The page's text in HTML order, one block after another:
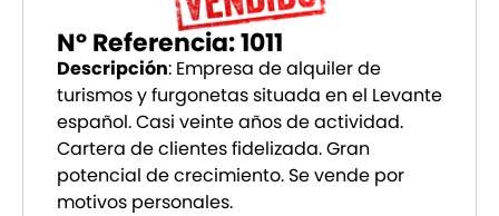
Nº Referencia: 1011
Descripción: Empresa de alquiler de
turismos y furgonetas situada en el Levante
español. Casi veinte años de actividad.
Cartera de clientes fidelizada. Gran
potencial de crecimiento. Se vende por
motivos personales.